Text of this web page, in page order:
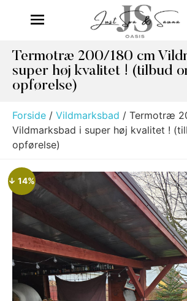
Termotræ 200/180 cm
super høj kvalitet ! (tilbud
opførelse)
Forside / Vildmarksbad / Termotræ
Vildmarksbad i super høj kvalitet !
opførelse)
↓ 14%